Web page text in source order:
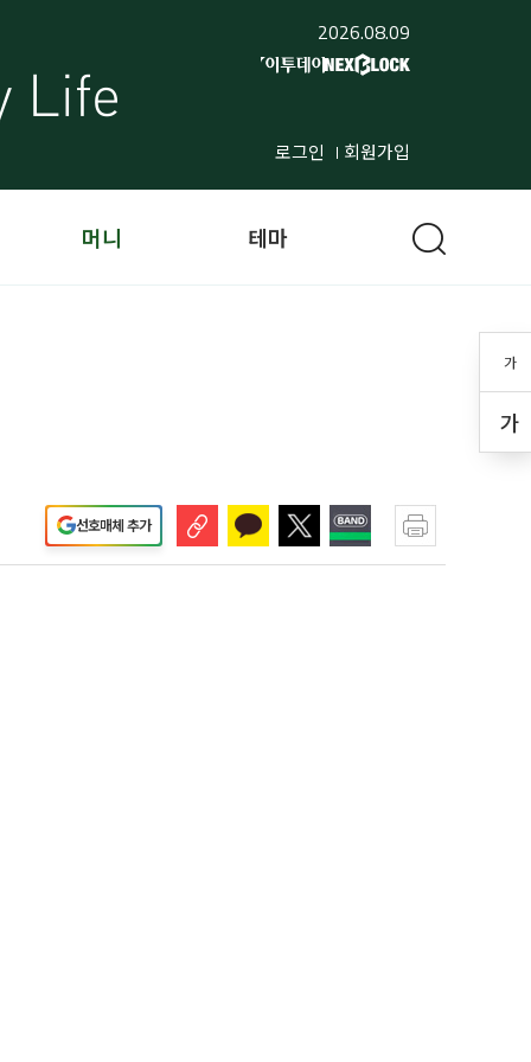
2026.08.09
로그인 회원가입
가
가
머니 테마
선호매체 추가